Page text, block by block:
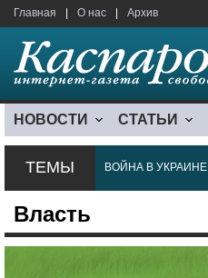
Главная О нас Архив
НОВОСТИ СТАТЬИ
ТЕМЫ ВОЙНА В УКРАИНЕ
Власть